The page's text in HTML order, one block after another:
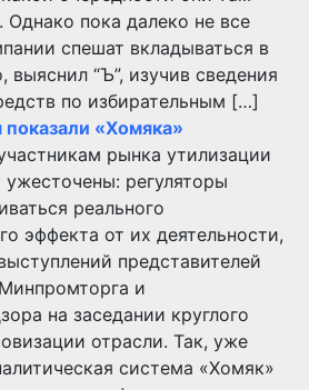
Однако пока далеко не все
спешат вкладываться в
выяснил “Ъ”, изучив сведения
по избирательным […]
«Хомяка»
рынка утилизации
ужесточены: регуляторы
реального
эффекта от их деятельности,
представителей
и
на заседании круглого
отрасли. Так, уже
система «Хомяк»